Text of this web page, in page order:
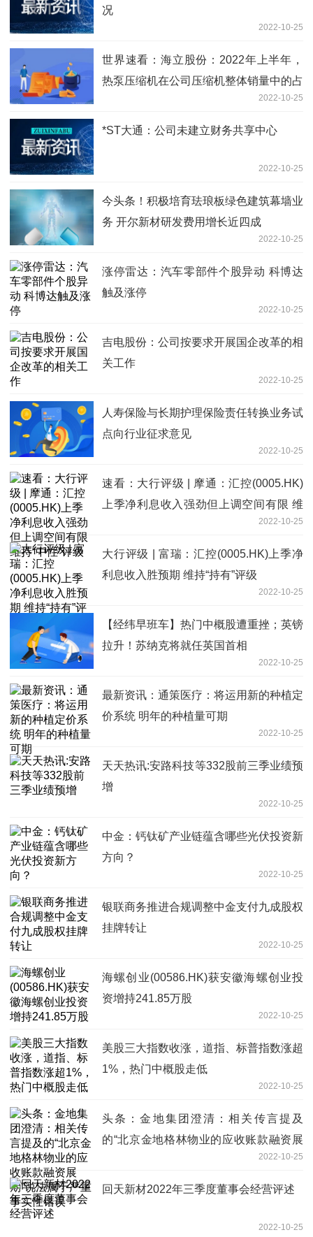
况
2022-10-25
世界速看：海立股份：2022年上半年，
热泵压缩机在公司压缩机整体销量中的占
2022-10-25
*ST大通：公司未建立财务共享中心
2022-10-25
今头条！积极培育珐琅板绿色建筑幕墙业
务 开尔新材研发费用增长近四成
2022-10-25
涨停雷达：汽车零部件个股异动 科博达
触及涨停
2022-10-25
吉电股份：公司按要求开展国企改革的相
关工作
2022-10-25
人寿保险与长期护理保险责任转换业务试
点向行业征求意见
2022-10-25
速看：大行评级 | 摩通：汇控(0005.HK)
上季净利息收入强劲但上调空间有限 维
2022-10-25
大行评级 | 富瑞：汇控(0005.HK)上季净
利息收入胜预期 维持“持有”评级
2022-10-25
【经纬早班车】热门中概股遭重挫；英镑
拉升！苏纳克将就任英国首相
2022-10-25
最新资讯：通策医疗：将运用新的种植定
价系统 明年的种植量可期
2022-10-25
天天热讯:安路科技等332股前三季业绩预
增
2022-10-25
中金：钙钛矿产业链蕴含哪些光伏投资新
方向？
2022-10-25
银联商务推进合规调整中金支付九成股权
挂牌转让
2022-10-25
海螺创业(00586.HK)获安徽海螺创业投
资增持241.85万股
2022-10-25
美股三大指数收涨，道指、标普指数涨超
1%，热门中概股走低
2022-10-25
头条：金地集团澄清：相关传言提及
的“北京金地格林物业的应收账款融资展
2022-10-25
回天新材2022年三季度董事会经营评述
2022-10-25